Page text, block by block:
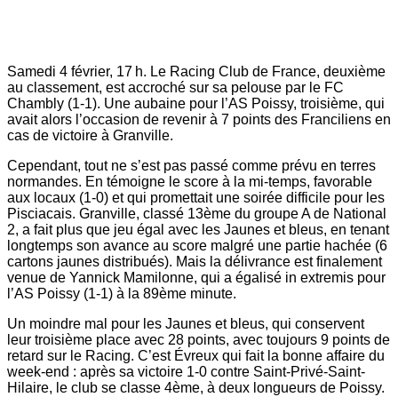
Samedi 4 février, 17 h. Le Racing Club de France, deuxième
au classement, est accroché sur sa pelouse par le FC
Chambly (1-1). Une aubaine pour l’AS Poissy, troisième, qui
avait alors l’occasion de revenir à 7 points des Franciliens en
cas de victoire à Granville.
Cependant, tout ne s’est pas passé comme prévu en terres
normandes. En témoigne le score à la mi-temps, favorable
aux locaux (1-0) et qui promettait une soirée difficile pour les
Pisciacais. Granville, classé 13ème du groupe A de National
2, a fait plus que jeu égal avec les Jaunes et bleus, en tenant
longtemps son avance au score malgré une partie hachée (6
cartons jaunes distribués). Mais la délivrance est finalement
venue de Yannick Mamilonne, qui a égalisé in extremis pour
l’AS Poissy (1-1) à la 89ème minute.
Un moindre mal pour les Jaunes et bleus, qui conservent
leur troisième place avec 28 points, avec toujours 9 points de
retard sur le Racing. C’est Évreux qui fait la bonne affaire du
week-end : après sa victoire 1-0 contre Saint-Privé-Saint-
Hilaire, le club se classe 4ème, à deux longueurs de Poissy.